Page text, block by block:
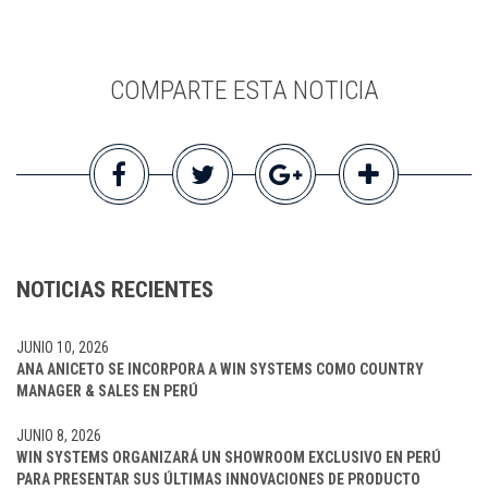
COMPARTE ESTA NOTICIA
NOTICIAS RECIENTES
ANA ANICETO SE INCORPORA A WIN SYSTEMS COMO COUNTRY
MANAGER & SALES EN PERÚ
JUNIO 10, 2026
WIN SYSTEMS ORGANIZARÁ UN SHOWROOM EXCLUSIVO EN PERÚ
PARA PRESENTAR SUS ÚLTIMAS INNOVACIONES DE PRODUCTO
JUNIO 8, 2026